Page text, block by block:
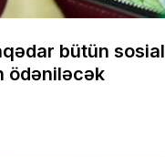
bütün sosial
ödəniləcək